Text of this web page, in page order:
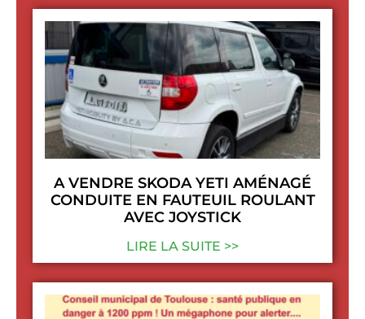
A VENDRE SKODA YETI AMÉNAGÉ
CONDUITE EN FAUTEUIL ROULANT
AVEC JOYSTICK
LIRE LA SUITE >>